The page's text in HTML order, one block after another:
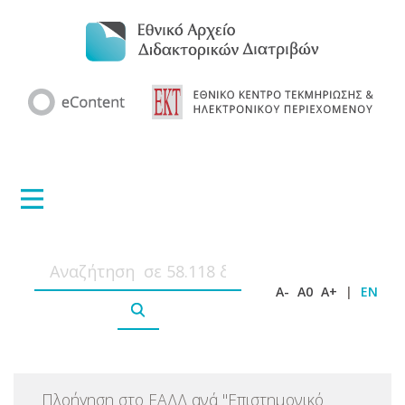
A- A0 A+ | EN
Πλοήγηση στο ΕΑΔΔ ανά "Επιστημονικό